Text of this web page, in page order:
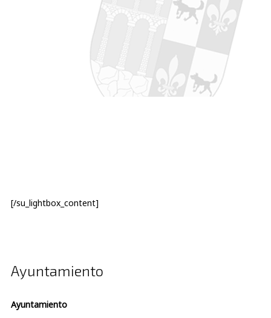
[/su_lightbox_content]
Ayuntamiento
Ayuntamiento